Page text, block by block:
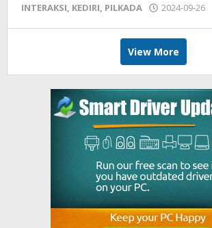
INTERAKSI, KEDIRI, PILKADA 2024-09-26
View More